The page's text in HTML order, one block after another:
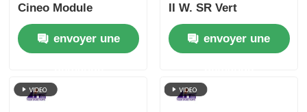
Cineo Module
d'entrée et de sortie
CRS
envoyer une
II W. SR Vert
1750109666
01750109666envoyer une